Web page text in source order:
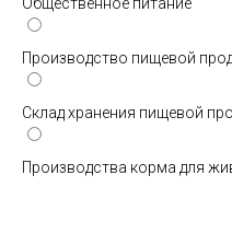
Производство пищевой
Склад хранения пищевой
Производства корма для